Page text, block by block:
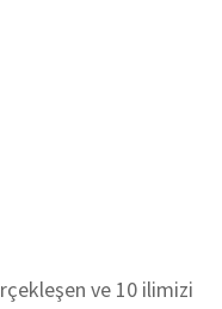
ve 10 ilimizi